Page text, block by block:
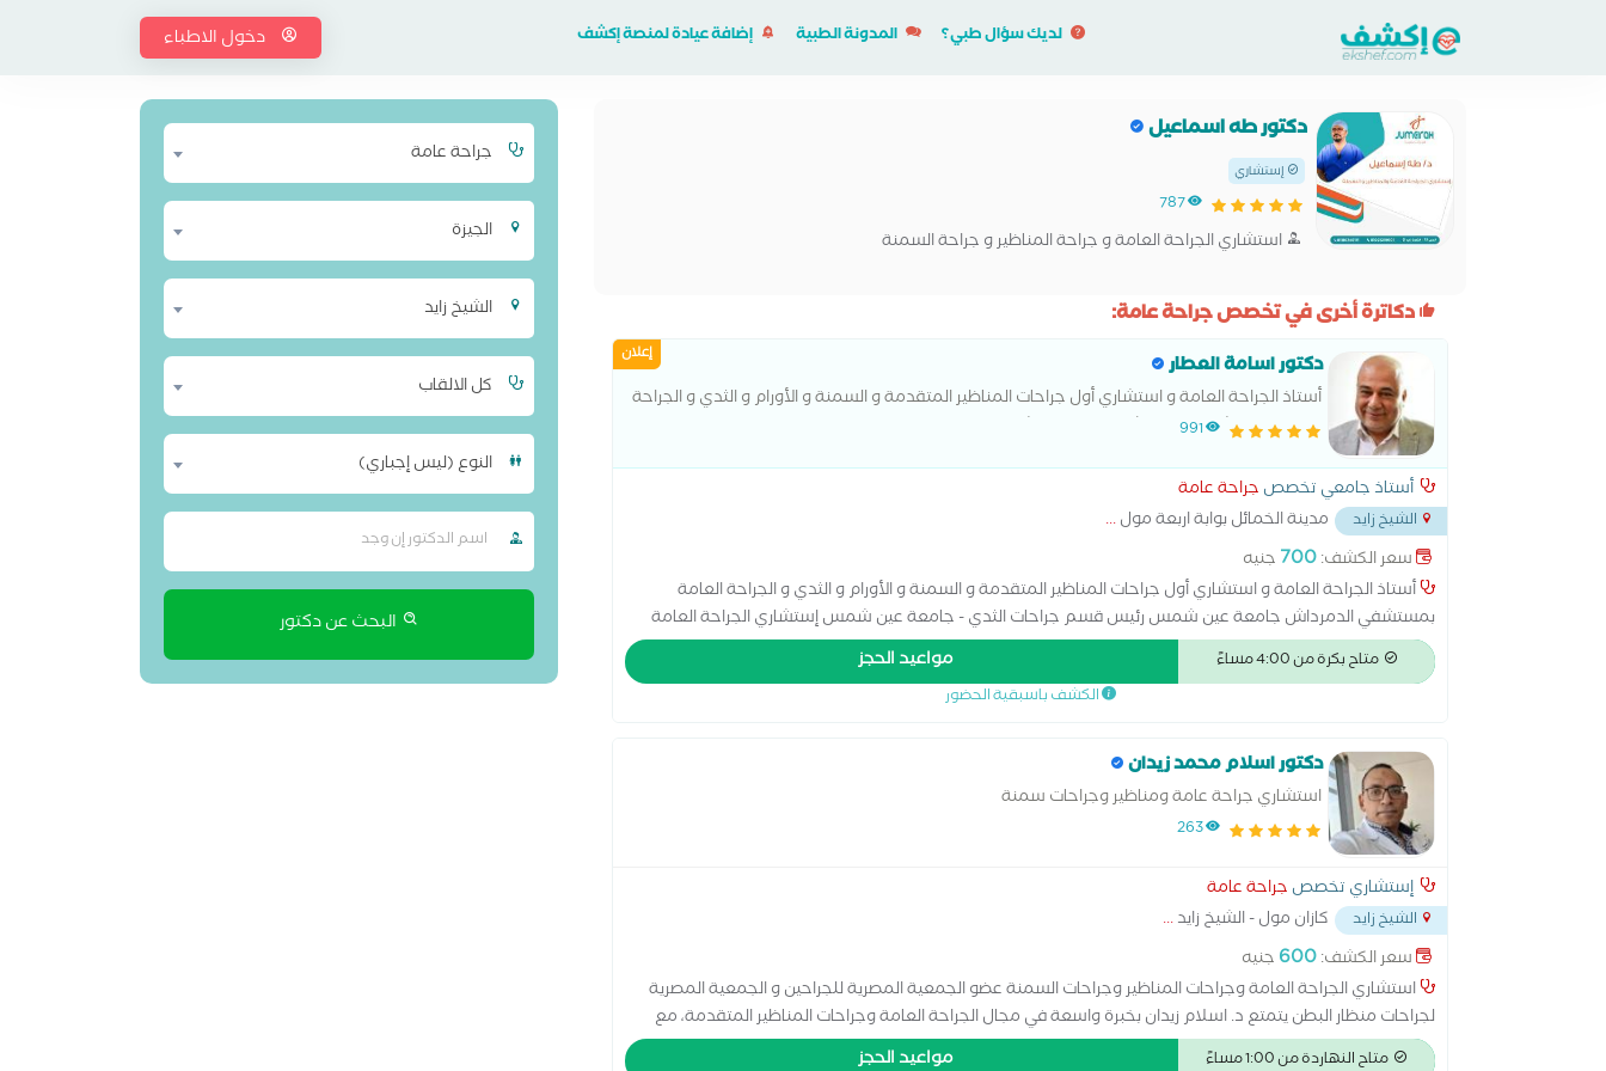
لديك سؤال طبي؟ المدونة الطبية إضافة عيادة لمنصة إكشف دخول الاطباء
دكتور طه اسماعيل
إستشاري
787
استشاري الجراحة العامة و جراحة المناظير و جراحة السمنة
دكاترة أخرى في تخصص جراحة عامة:
إعلان دكتور اسامة العطار
أستاذ الجراحة العامة و استشاري أول جراحات المناظير المتقدمة و السمنة و الأورام و الثدي و الجراحة
العامة بمستشفي الدمرداش جامعة عين شمس رئيس قسم جراحات الثدي - جامعة
991
أستاذ جامعي تخصص جراحة عامة
الشيخ زايد مدينة الخمائل بوابة اربعة مول...
سعر الكشف:700 جنيه
أستاذ الجراحة العامة و استشاري أول جراحات المناظير المتقدمة و السمنة و الأورام و الثدي و الجراحة العامة
بمستشفي الدمرداش جامعة عين شمس رئيس قسم جراحات الثدي - جامعة عين شمس إستشاري الجراحة العامة
بالمملكة العربية السعودية قرابة عشرون عاما دكتوراه الجراحة العامة و المناطير جامعة عين شمس زميل كلية
الجراحين الملكية دبلن عام 2000 و حاليا ممتحن معتمد لدي الكلية عضو جمعية الجراحين الأمريكية عضو جمعية
الجراحين المصرية عضو جمعية جراحة الثدي المصرية استاذ الجراحة العامة بجامعة عين شمس
متاح بكرة من 4:00 مساءً مواعيد الحجز
الكشف باسبقية الحضور
دكتور اسلام محمد زيدان
استشاري جراحة عامة ومناظير وجراحات سمنة
263
إستشاري تخصص جراحة عامة
الشيخ زايد كازان مول - الشيخ زايد...
سعر الكشف:600 جنيه
استشاري الجراحة العامة وجراحات المناظير وجراحات السمنة عضو الجمعية المصرية للجراحين و الجمعية المصرية
لجراحات منظار البطن يتمتع د. اسلام زيدان بخبرة واسعة في مجال الجراحة العامة وجراحات المناظير المتقدمة، مع
اهتمام خاص بجراحات السمنة وعلاج مضاعفات السمنة المفرطة باستخدام أحدث التقنيات العالمية. يعتمد في عمله
متاح النهاردة من 1:00 مساءً مواعيد الحجز
جراحة عامة
الجيزة
الشيخ زايد
كل الالقاب
النوع (ليس إجباري)
البحث عن دكتور